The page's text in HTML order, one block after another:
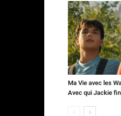
Ma Vie avec les
Avec qui Jackie